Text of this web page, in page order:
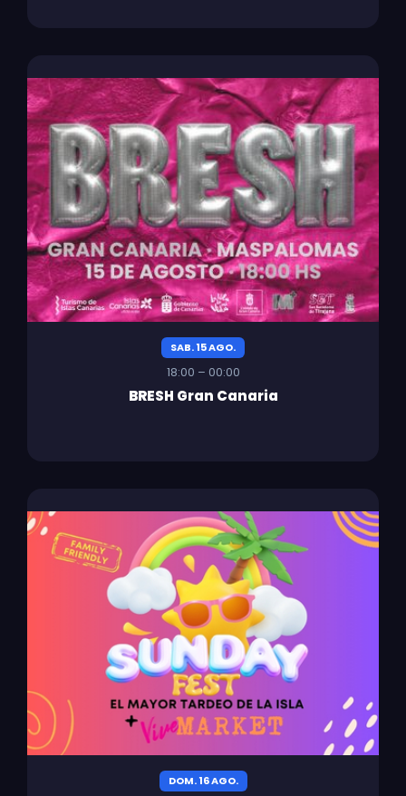
SAB. 15 AGO.
18:00 – 00:00
BRESH Gran Canaria
DOM. 16 AGO.